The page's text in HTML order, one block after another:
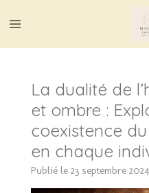
au
La dualité de
et ombre :
coexistence
en chaque
Publié le 23 septembre